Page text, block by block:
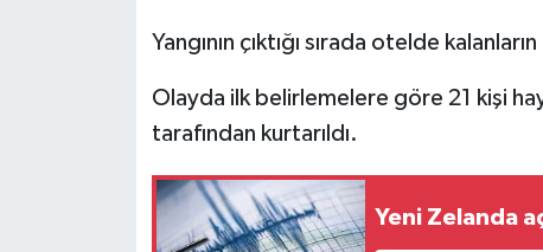
Yangının çıktığı sırada otelde
Olayda ilk belirlemelere göre 21 kişi
tarafından kurtarıldı.
Yeni Zelanda
KAHRAMANMARAŞ